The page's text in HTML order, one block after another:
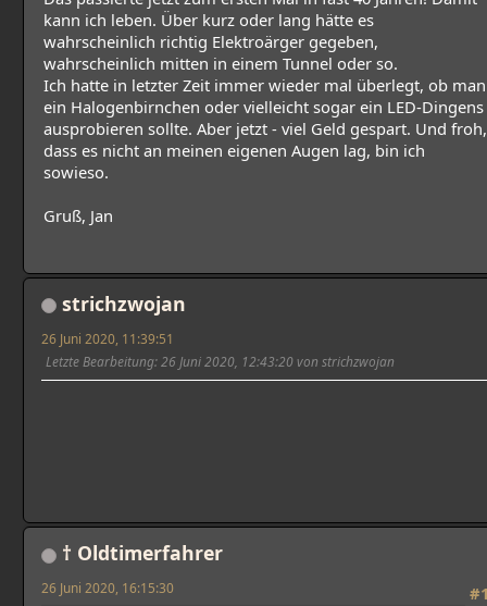
kann ich leben. Über kurz oder lang hätte es
wahrscheinlich richtig Elektroärger gegeben,
wahrscheinlich mitten in einem Tunnel oder so.
Ich hatte in letzter Zeit immer wieder mal überlegt, ob man
ein Halogenbirnchen oder vielleicht sogar ein LED-Dingens
ausprobieren sollte. Aber jetzt - viel Geld gespart. Und froh,
dass es nicht an meinen eigenen Augen lag, bin ich
sowieso.
Gruß, Jan
strichzwojan
26 Juni 2020, 11:39:51
Letzte Bearbeitung: 26 Juni 2020, 12:43:20 von strichzwojan
† Oldtimerfahrer
26 Juni 2020, 16:15:30